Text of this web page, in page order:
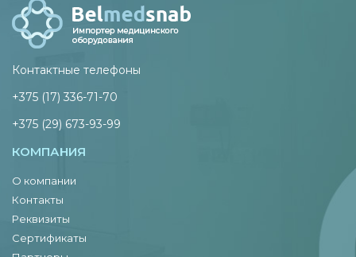
Контактные телефоны
+375 (17) 336-71-70
+375 (29) 673-93-99
КОМПАНИЯ
О компании
Контакты
Реквизиты
Сертификаты